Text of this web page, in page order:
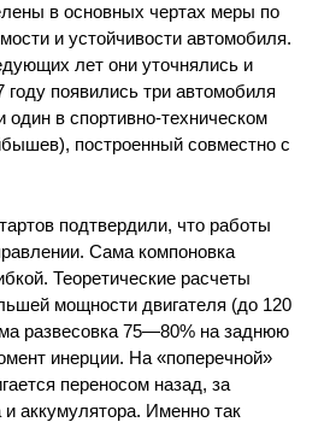
в основных чертах меры по
и устойчивости автомобиля.
лет они уточнялись и
году появились три автомобиля
в спортивно-техническом
построенный совместно с
подтвердили, что работы
Сама компоновка
Теоретические расчеты
мощности двигателя (до 120
развесовка 75—80% на заднюю
инерции. На «поперечной»
переносом назад, за
и аккумулятора. Именно так